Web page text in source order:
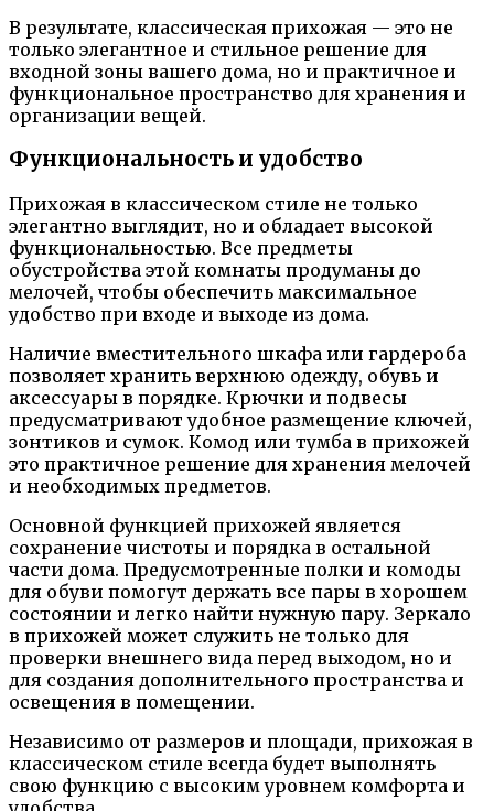
В результате, классическая прихожая — это не
только элегантное и стильное решение для
входной зоны вашего дома, но и практичное и
функциональное пространство для хранения и
организации вещей.
Функциональность и удобство
Прихожая в классическом стиле не только
элегантно выглядит, но и обладает высокой
функциональностью. Все предметы
обустройства этой комнаты продуманы до
мелочей, чтобы обеспечить максимальное
удобство при входе и выходе из дома.
Наличие вместительного шкафа или гардероба
позволяет хранить верхнюю одежду, обувь и
аксессуары в порядке. Крючки и подвесы
предусматривают удобное размещение ключей,
зонтиков и сумок. Комод или тумба в прихожей
это практичное решение для хранения мелочей
и необходимых предметов.
Основной функцией прихожей является
сохранение чистоты и порядка в остальной
части дома. Предусмотренные полки и комоды
для обуви помогут держать все пары в хорошем
состоянии и легко найти нужную пару. Зеркало
в прихожей может служить не только для
проверки внешнего вида перед выходом, но и
для создания дополнительного пространства и
освещения в помещении.
Независимо от размеров и площади, прихожая в
классическом стиле всегда будет выполнять
свою функцию с высоким уровнем комфорта и